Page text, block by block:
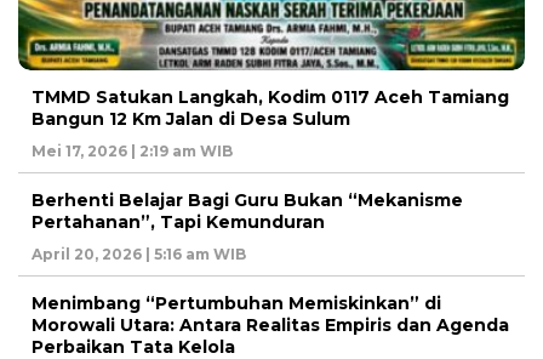
TMMD Satukan Langkah, Kodim 0117 Aceh Tamiang
Bangun 12 Km Jalan di Desa Sulum
Mei 17, 2026 | 2:19 am WIB
Berhenti Belajar Bagi Guru Bukan “Mekanisme
Pertahanan”, Tapi Kemunduran
April 20, 2026 | 5:16 am WIB
Menimbang “Pertumbuhan Memiskinkan” di
Morowali Utara: Antara Realitas Empiris dan Agenda
Perbaikan Tata Kelola